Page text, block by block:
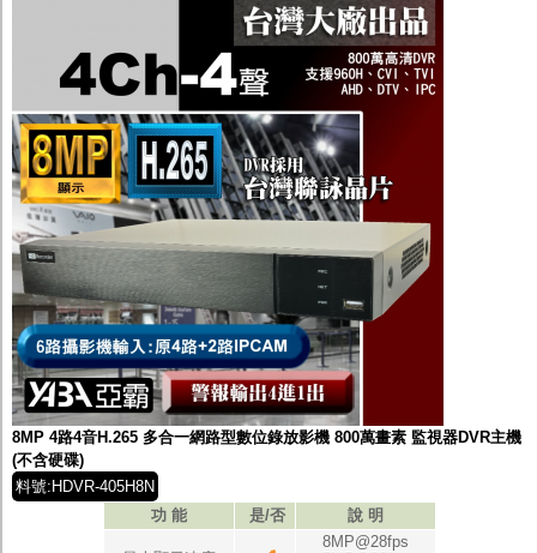
8MP 4路4音H.265 多合一網路型數位錄放影機 800萬畫素 監視器DVR主機
(不含硬碟)
料號:HDVR-405H8N
功 能
是/否 說 明
8MP@28fps